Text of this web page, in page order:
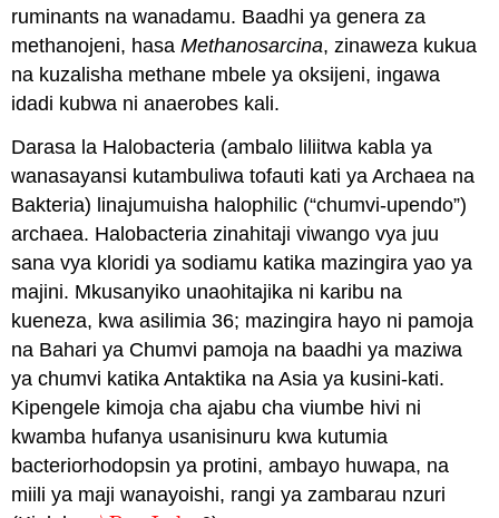
ruminants na wanadamu. Baadhi ya genera za
methanojeni, hasaMethanosarcina, zinaweza kukua
na kuzalisha methane mbele ya oksijeni, ingawa
idadi kubwa ni anaerobes kali.
Darasa la Halobacteria (ambalo liliitwa kabla ya
wanasayansi kutambuliwa tofauti kati ya Archaea na
Bakteria) linajumuisha halophilic (“chumvi-upendo”)
archaea. Halobacteria zinahitaji viwango vya juu
sana vya kloridi ya sodiamu katika mazingira yao ya
majini. Mkusanyiko unaohitajika ni karibu na
kueneza, kwa asilimia 36; mazingira hayo ni pamoja
na Bahari ya Chumvi pamoja na baadhi ya maziwa
ya chumvi katika Antaktika na Asia ya kusini-kati.
Kipengele kimoja cha ajabu cha viumbe hivi ni
kwamba hufanya usanisinuru kwa kutumia
bacteriorhodopsin ya protini, ambayo huwapa, na
miili ya maji wanayoishi, rangi ya zambarau nzuri